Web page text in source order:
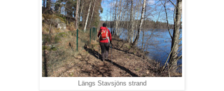
Längs Stavsjöns strand